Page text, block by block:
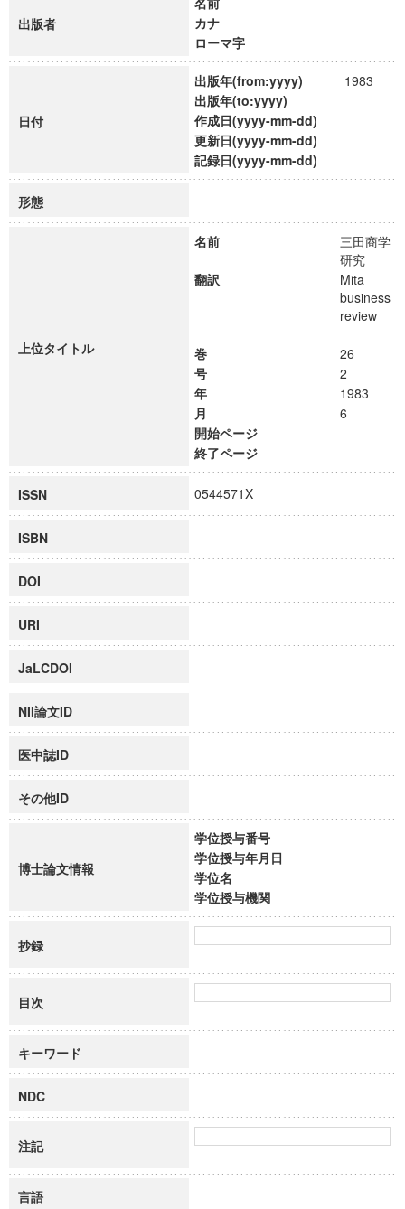
出版者
カナ
ローマ字
日付
出版年(from:yyyy)
1983
出版年(to:yyyy)
作成日(yyyy-mm-dd)
更新日(yyyy-mm-dd)
記録日(yyyy-mm-dd)
形態
上位タイトル
名前
三田商学
研究
翻訳
Mita
business
review
巻
26
号
2
年
1983
月
6
開始ページ
終了ページ
ISSN 0544571X
ISBN
DOI
URI
JaLCDOI
NII論文ID
医中誌ID
その他ID
博士論文情報
学位授与番号
学位授与年月日
学位名
学位授与機関
抄録
目次
キーワード
NDC
注記
言語